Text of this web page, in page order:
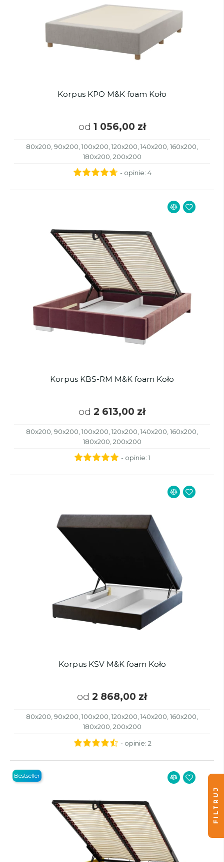
Korpus KPO M&K foam Koło
od 1 056,00 zł
80x200, 90x200, 100x200, 120x200, 140x200, 160x200,
180x200, 200x200
- opinie: 4
Korpus KBS-RM M&K foam Koło
od 2 613,00 zł
80x200, 90x200, 100x200, 120x200, 140x200, 160x200,
180x200, 200x200
- opinie: 1
Korpus KSV M&K foam Koło
od 2 868,00 zł
80x200, 90x200, 100x200, 120x200, 140x200, 160x200,
180x200, 200x200
- opinie: 2
Bestseller
FILTRUJ